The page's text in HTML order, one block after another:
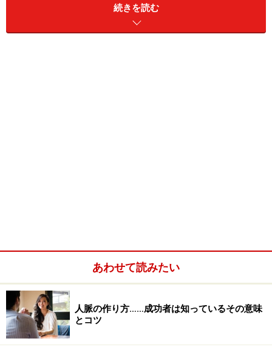
表情は心に影響するといいますが、顔の動き（外面）が
続きを読む
あわせて読みたい
人脈の作り方……成功者は知っているその意味
とコツ